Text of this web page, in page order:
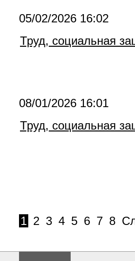
05/02/2026 16:02
Труд, социальная
08/01/2026 16:01
Труд, социальная
1 2 3 4 5 6 7 8